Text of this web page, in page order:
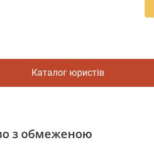
Каталог юристів
з обмеженою